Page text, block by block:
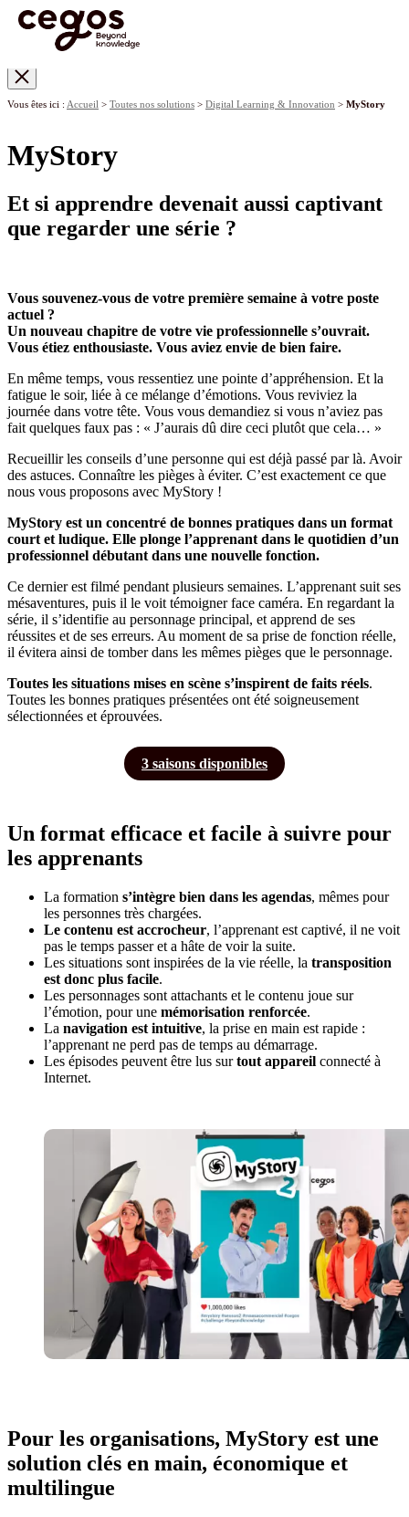
Vous êtes ici : Accueil > Toutes nos solutions > Digital Learning & Innovation > MyStory
MyStory
Et si apprendre devenait aussi captivant
que regarder une série ?
Vous souvenez-vous de votre première semaine à votre poste
actuel ?
Un nouveau chapitre de votre vie professionnelle s’ouvrait.
Vous étiez enthousiaste. Vous aviez envie de bien faire.
En même temps, vous ressentiez une pointe d’appréhension. Et la
fatigue le soir, liée à ce mélange d’émotions. Vous reviviez la
journée dans votre tête. Vous vous demandiez si vous n’aviez pas
fait quelques faux pas : « J’aurais dû dire ceci plutôt que cela… »
Recueillir les conseils d’une personne qui est déjà passé par là. Avoir
des astuces. Connaître les pièges à éviter. C’est exactement ce que
nous vous proposons avec MyStory !
MyStory est un concentré de bonnes pratiques dans un format
court et ludique. Elle plonge l’apprenant dans le quotidien d’un
professionnel débutant dans une nouvelle fonction.
Ce dernier est filmé pendant plusieurs semaines. L’apprenant suit ses
mésaventures, puis il le voit témoigner face caméra. En regardant la
série, il s’identifie au personnage principal, et apprend de ses
réussites et de ses erreurs. Au moment de sa prise de fonction réelle,
il évitera ainsi de tomber dans les mêmes pièges que le personnage.
Toutes les situations mises en scène s’inspirent de faits réels.
Toutes les bonnes pratiques présentées ont été soigneusement
sélectionnées et éprouvées.
3 saisons disponibles
Un format efficace et facile à suivre pour
les apprenants
La formation s’intègre bien dans les agendas, mêmes pour
les personnes très chargées.
Le contenu est accrocheur, l’apprenant est captivé, il ne voit
pas le temps passer et a hâte de voir la suite.
Les situations sont inspirées de la vie réelle, la transposition
est donc plus facile.
Les personnages sont attachants et le contenu joue sur
l’émotion, pour une mémorisation renforcée.
La navigation est intuitive, la prise en main est rapide :
l’apprenant ne perd pas de temps au démarrage.
Les épisodes peuvent être lus surtout appareil connecté à
Internet.
Pour les organisations, MyStory est une
solution clés en main, économique et
multilingue